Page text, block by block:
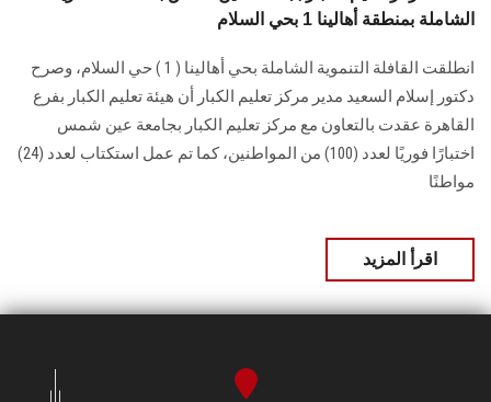
الشاملة بمنطقة أهالينا 1 بحي السلام
انطلقت القافلة التنموية الشاملة بحي أهالينا ( 1 ) حي السلام، وصرح
دكتور إسلام السعيد مدير مركز تعليم الكبار أن هيئة تعليم الكبار بفرع
القاهرة عقدت بالتعاون مع مركز تعليم الكبار بجامعة عين شمس
اختبارًا فوريًا لعدد (100) من المواطنين، كما تم عمل استكتاب لعدد (24)
مواطنًا
اقرأ المزيد